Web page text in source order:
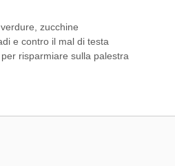
verdure,zucchine
e contro il mal di testa
risparmiare sulla palestra